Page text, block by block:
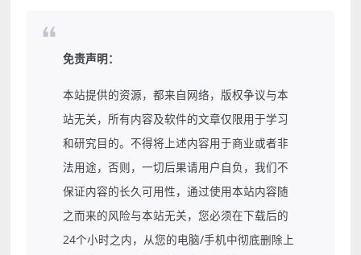
免责声明：
本站提供的资源，都来自网络，版权争议与本
站无关，所有内容及软件的文章仅限用于学习
和研究目的。不得将上述内容用于商业或者非
法用途，否则，一切后果请用户自负，我们不
保证内容的长久可用性，通过使用本站内容随
之而来的风险与本站无关，您必须在下载后的
24个小时之内，从您的电脑/手机中彻底删除上